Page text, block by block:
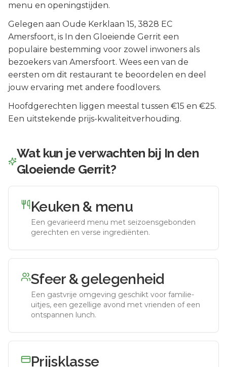
menu en openingstijden.
Gelegen aan Oude Kerklaan 15, 3828 EC
Amersfoort, is In den Gloeiende Gerrit een
populaire bestemming voor zowel inwoners als
bezoekers van Amersfoort. Wees een van de
eersten om dit restaurant te beoordelen en deel
jouw ervaring met andere foodlovers.
Hoofdgerechten liggen meestal tussen €15 en €25.
Een uitstekende prijs-kwaliteitverhouding.
Wat kun je verwachten bij In den
Gloeiende Gerrit?
Keuken & menu
Een gevarieerd menu met seizoensgebonden
gerechten en verse ingrediënten.
Sfeer & gelegenheid
Een gastvrije omgeving geschikt voor familie-
uitjes, een gezellige avond met vrienden of een
ontspannen lunch.
Prijsklasse